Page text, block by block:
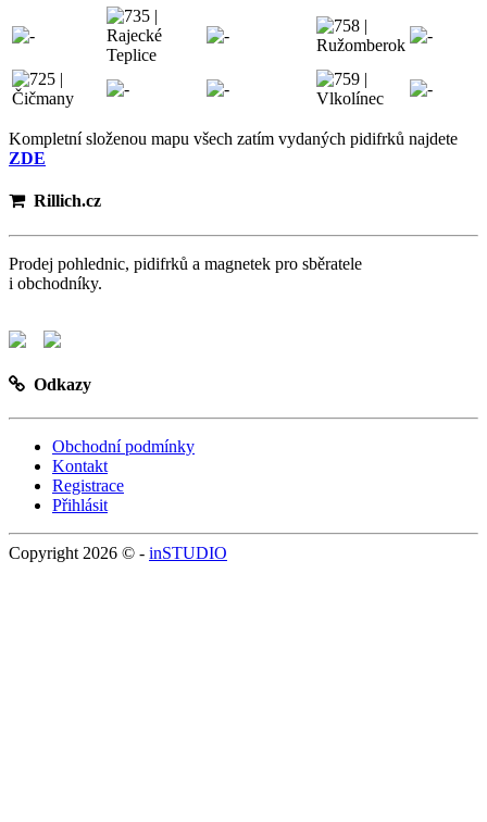
Kompletní složenou mapu všech zatím vydaných pidifrků najdete
ZDE
Rillich.cz
Prodej pohlednic, pidifrků a magnetek pro sběratele
i obchodníky.
Odkazy
Obchodní podmínky
Kontakt
Registrace
Přihlásit
Copyright 2026 © - inSTUDIO